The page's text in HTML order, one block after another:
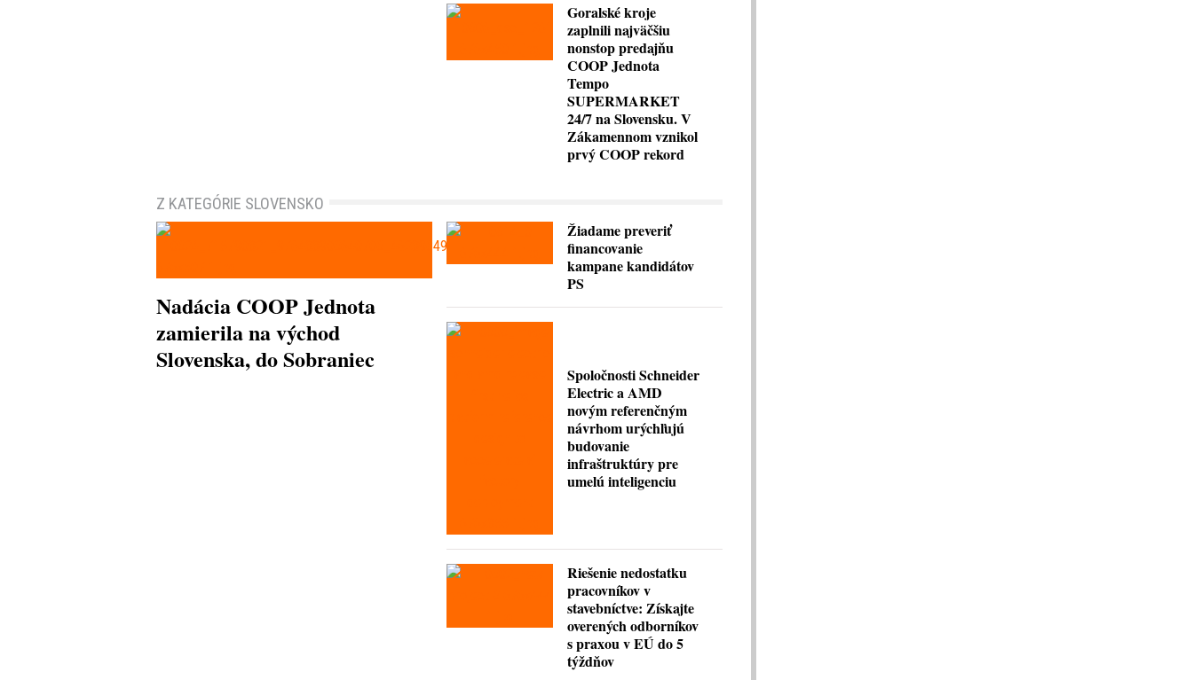
Goralské kroje
zaplnili najväčšiu
nonstop predajňu
COOP Jednota
Tempo
SUPERMARKET
24/7 na Slovensku. V
Zákamennom vznikol
prvý COOP rekord
Z KATEGÓRIE SLOVENSKO
Nadácia COOP Jednota
zamierila na východ
Slovenska, do Sobraniec
Žiadame preveriť
financovanie
kampane kandidátov
PS
Spoločnosti Schneider
Electric a AMD
novým referenčným
návrhom urýchľujú
budovanie
infraštruktúry pre
umelú inteligenciu
Riešenie nedostatku
pracovníkov v
stavebníctve: Získajte
overených odborníkov
s praxou v EÚ do 5
týždňov